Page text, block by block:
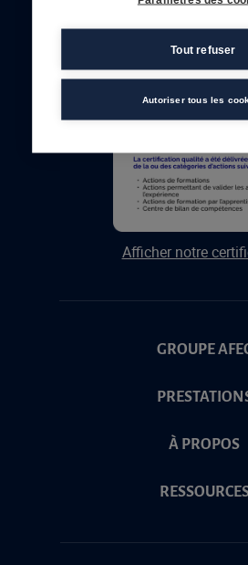
Afficher notre
GROUPE
À PROPOS
Tout refuser
Autoriser tous les